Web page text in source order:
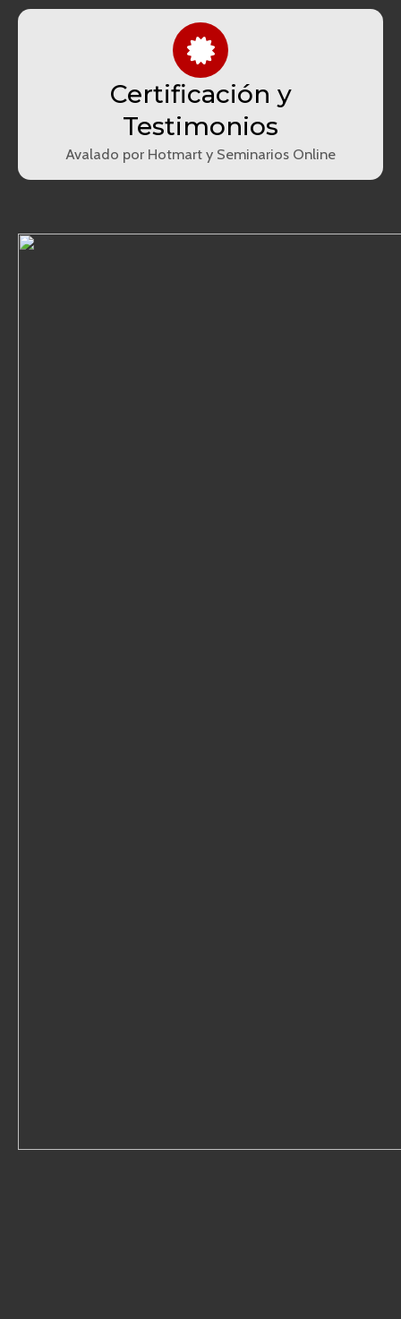
Certificación y
Testimonios
Avalado por Hotmart y Seminarios Online